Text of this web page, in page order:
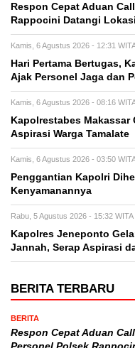
Respon Cepat Aduan
Rappocini Datangi
Kamis, 6 Agustus 2026 - 12:31
Hari Pertama Bertugas,
Ajak Personel Jaga dan
Kamis, 6 Agustus 2026 - 08:16
Kapolrestabes Makassar
Aspirasi Warga Tamalate
Kamis, 6 Agustus 2026 - 03:50
Penggantian Kapolri
Kenyamanannya
Rabu, 5 Agustus 2026 - 15:32 WITA
Kapolres Jeneponto
Jannah, Serap Aspirasi
BERITA TERBARU
BERITA
Respon Cepat Aduan